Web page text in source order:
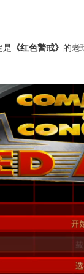
是 《红色警戒》 的老